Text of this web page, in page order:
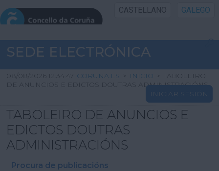
CASTELLANO GALEGO
INICIO SEDE
INICIO
INFORMACIÓN PÚBLICA
CARTAFOL CIDADÁN
UTILIDADES
SEDE ELECTRÓNICA
08/08/2026 12:34:47 CORUNA.ES > INICIO > TABOLEIRO
DE ANUNCIOS E EDICTOS DOUTRAS ADMINISTRACIÓNS
INICIAR SESIÓN
TABOLEIRO DE ANUNCIOS E
EDICTOS DOUTRAS
ADMINISTRACIÓNS
Procura de publicacións